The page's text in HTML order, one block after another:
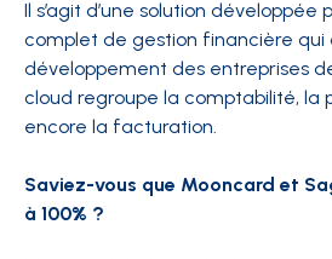
Il s’agit d’une solution développée
complet de gestion financière qui
développement des entreprises
cloud regroupe la comptabilité, la
encore la facturation.
Saviez-vous que Mooncard et
à 100% ?